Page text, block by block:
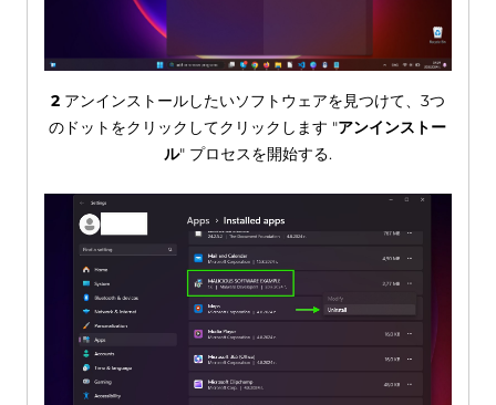
2アンインストールしたいソフトウェアを見つけて、3つ
のドットをクリックしてクリックします "アンインストー
ル" プロセスを開始する.